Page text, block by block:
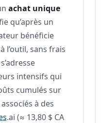
achat unique
qu’après un
bénéficie
l’outil, sans frais
intensifs qui
cumulés sur
à des
.ai (≈ 13,80 $ CA